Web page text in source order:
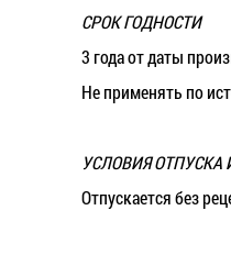
СРОК ГОДНОСТИ
3 года от даты
Не применять по
УСЛОВИЯ ОТПУСКА
Отпускается без